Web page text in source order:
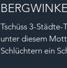
Tschüss 3-Städte-
unter diesem
Schlüchtern ein